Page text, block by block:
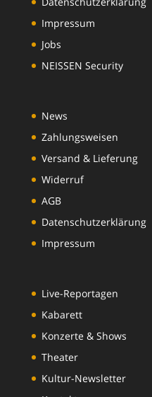
Impressum
Jobs
NEISSEN Security
News
Zahlungsweisen
Versand & Lieferung
Widerruf
AGB
Datenschutzerklärung
Impressum
Live-Reportagen
Kabarett
Konzerte & Shows
Theater
Kultur-Newsletter